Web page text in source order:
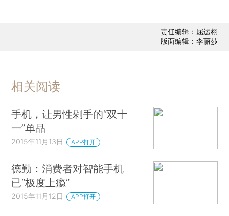
责任编辑：屈运栩
版面编辑：李丽莎
相关阅读
手机，让男性剁手的“双十
一”单品
2015年11月13日 APP打开
德勤：消费者对智能手机
已“极度上瘾”
2015年11月12日 APP打开